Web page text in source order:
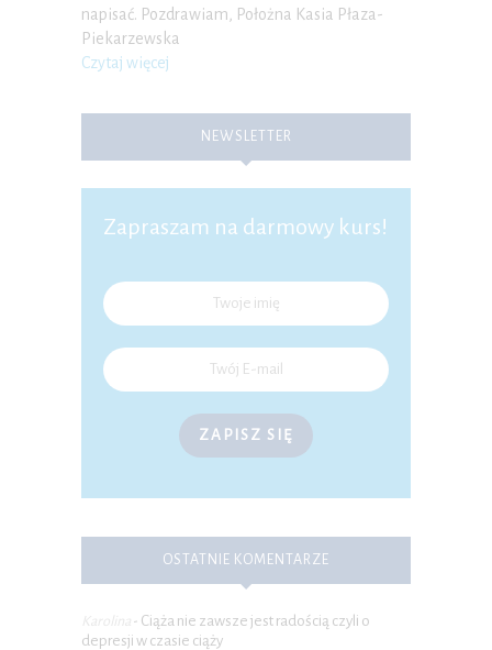
napisać. Pozdrawiam, Położna Kasia Płaza-
Piekarzewska
Czytaj więcej
NEWSLETTER
Zapraszam na darmowy kurs!
ZAPISZ SIĘ
OSTATNIE KOMENTARZE
Karolina - Ciąża nie zawsze jest radością czyli o
depresji w czasie ciąży